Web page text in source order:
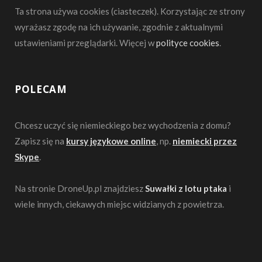
Ta strona używa cookies (ciasteczek). Korzystając ze strony
wyrażasz zgodę na ich używanie, zgodnie z aktualnymi
ustawieniami przeglądarki. Więcej wpolityce cookies.
POLECAM
Chcesz uczyć się niemieckiego bez wychodzenia z domu?
Zapisz się na kursy językowe online, np. niemiecki przez
Skype.
Na stronie DroneUp.pl znajdzieszSuwałki z lotu ptaka i
wiele innych, ciekawych miejsc widzianych z powietrza.